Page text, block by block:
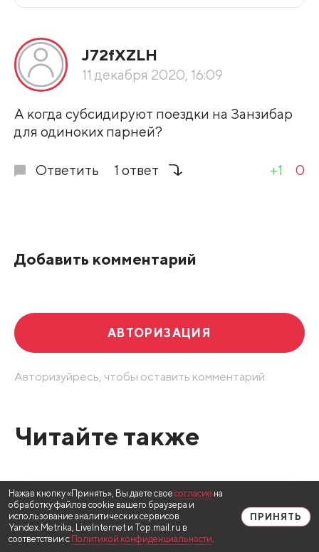
По рейтингу
Развернуть все
J72fXZLH
11 декабря 2020, 16:09
А когда субсидируют поездки на Занзибар
для одиноких парней?
Ответить 1 ответ +1 0
Добавить комментарий
АВТОРИЗАЦИЯ
Авторизуйресь, чтобы оставить комментарий.
Читайте также
Нажав кнопку «Принять», Вы даете свое согласие на
обработку файлов cookie вашего браузера и
использование аналитических сервисов
Yandex.Metrika, LiveInternet и Top.mail.ru в
соответствии с Политикой конфиденциальности.
ПРИНЯТЬ